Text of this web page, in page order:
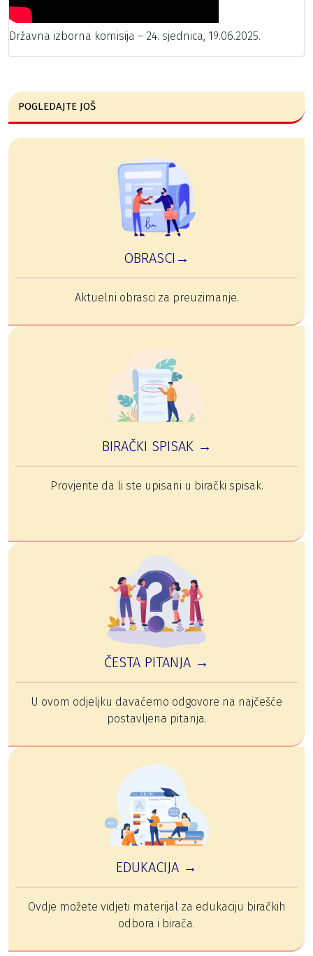
Državna izborna komisija – 24. sjednica, 19.06.2025.
POGLEDAJTE JOŠ
OBRASCI→
Aktuelni obrasci za preuzimanje.
BIRAČKI SPISAK →
Provjerite da li ste upisani u birački spisak.
ČESTA PITANJA →
U ovom odjeljku davaćemo odgovore na najčešće
postavljena pitanja.
EDUKACIJA →
Ovdje možete vidjeti materijal za edukaciju biračkih
odbora i birača.